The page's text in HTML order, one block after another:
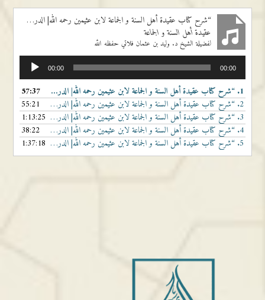
“شرح كتاب عقيدة أهل السنة و الجماعة لابن عثيمين رحمه الله| الدرس الاول”
عقيدة أهل السنة و الجماعة
لفضيلة الشيخ د. وليد بن عثمان فلاتي حفظه الله
الصوت
00:00 00:00
1. “شرح كتاب عقيدة أهل السنة و الجماعة لابن عثيمين رحمه الله| الدرس الاول” — لفضيلة57:37
2. “شرح كتاب عقيدة أهل السنة و الجماعة لابن عثيمين رحمه الله| الدرس الثاني” — لفضيلة55:21
3. “شرح كتاب عقيدة أهل السنة و الجماعة لابن عثيمين رحمه الله| الدرس الثالث” — لفضيلة1:13:25
4. “شرح كتاب عقيدة أهل السنة و الجماعة لابن عثيمين رحمه الله| الدرس الرابع” — لفضيلة38:22
5. “شرح كتاب عقيدة أهل السنة و الجماعة لابن عثيمين رحمه الله| الدرس الأخير” — لفضيلة1:37:18